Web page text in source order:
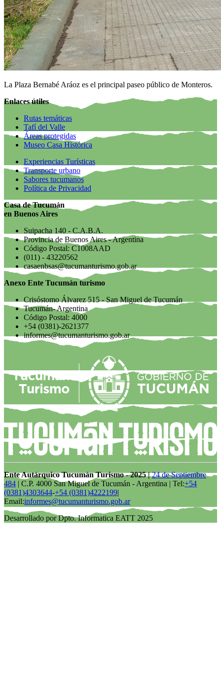
La Plaza Bernabé Aráoz es el principal paseo público de Monteros.
Enlaces útiles
Rutas temáticas
Tafí del Valle
Áreas protegidas
Museo Casa Histórica
Experiencias Turísticas
Transporte urbano
Sabores tucumanos
Política de Privacidad
Casa de Tucumán
en Buenos Aires
Suipacha 140 - C.A.B.A.
Provincia de Buenos Aires - Argentina
Código Postal: C1008AAD
(011) - 43220562
casaenbsas@tucumanturismo.gob.ar
Anexo Ente Tucumán turismo
Crisóstomo Álvarez 515 - San Miguel de Tucumán
Tucumán- Argentina
Código Postal: 4000
+54 (0381)-2621377
informes@tucumanturismo.gob.ar
Ente Autárquico Tucumán Turismo - 2025 |24 de Septiembre
484 | C.P. 4000 San Miguel de Tucumán - Argentina | Tel:+54
(0381)4303644-+54 (0381)4222199|
Email:informes@tucumanturismo.gob.ar
Desarrollado por Dpto. Informatica EATT 2025